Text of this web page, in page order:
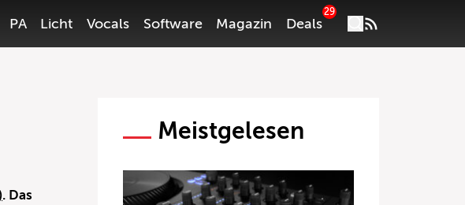
PA Licht Vocals Software Magazin Deals
29
. Das
Meistgelesen